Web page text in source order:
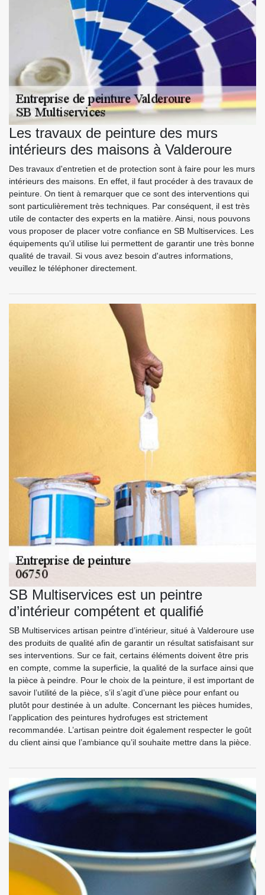
Les travaux de peinture des murs
intérieurs des maisons à Valderoure
Des travaux d'entretien et de protection sont à faire pour les murs
intérieurs des maisons. En effet, il faut procéder à des travaux de
peinture. On tient à remarquer que ce sont des interventions qui
sont particulièrement très techniques. Par conséquent, il est très
utile de contacter des experts en la matière. Ainsi, nous pouvons
vous proposer de placer votre confiance en SB Multiservices. Les
équipements qu'il utilise lui permettent de garantir une très bonne
qualité de travail. Si vous avez besoin d'autres informations,
veuillez le téléphoner directement.
SB Multiservices est un peintre
d’intérieur compétent et qualifié
SB Multiservices artisan peintre d’intérieur, situé à Valderoure use
des produits de qualité afin de garantir un résultat satisfaisant sur
ses interventions. Sur ce fait, certains éléments doivent être pris
en compte, comme la superficie, la qualité de la surface ainsi que
la pièce à peindre. Pour le choix de la peinture, il est important de
savoir l’utilité de la pièce, s’il s’agit d’une pièce pour enfant ou
plutôt pour destinée à un adulte. Concernant les pièces humides,
l’application des peintures hydrofuges est strictement
recommandée. L’artisan peintre doit également respecter le goût
du client ainsi que l’ambiance qu’il souhaite mettre dans la pièce.